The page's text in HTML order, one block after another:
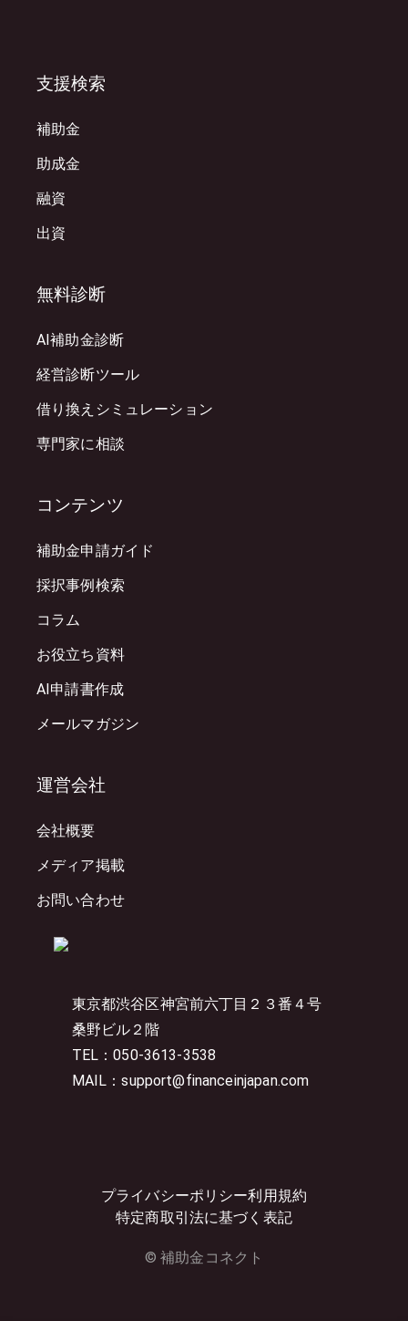
東京都渋谷区神宮前六丁目２３番４号
桑野ビル２階
TEL：050-3613-3538
MAIL：support@financeinjapan.com
プライバシーポリシー利用規約
特定商取引法に基づく表記
© 補助金コネクト
支援検索
補助金
助成金
融資
出資
無料診断
AI補助金診断
経営診断ツール
借り換えシミュレーション
専門家に相談
コンテンツ
補助金申請ガイド
採択事例検索
コラム
お役立ち資料
AI申請書作成
メールマガジン
運営会社
会社概要
メディア掲載
お問い合わせ